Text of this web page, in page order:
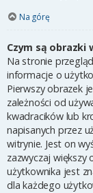
Na górę
Czym są obrazki
Na stronie
informacje o
Pierwszy obrazek
zależności od
kwadracików lub
napisanych przez
witrynie. Jest on
zazwyczaj większy
użytkownika jest
dla każdego